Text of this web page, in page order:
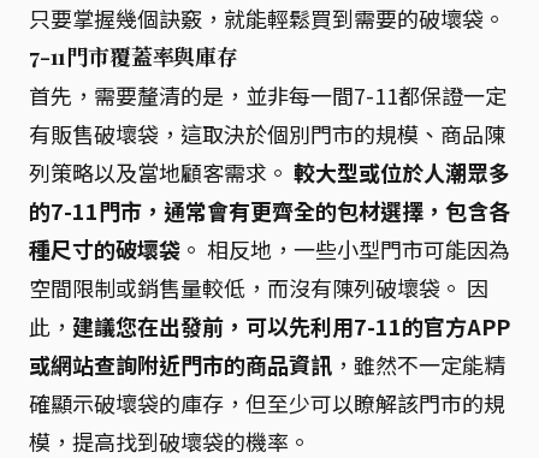
只要掌握幾個訣竅，就能輕鬆買到需要的破壞袋。
7-11門市覆蓋率與庫存
首先，需要釐清的是，並非每一間7-11都保證一定
有販售破壞袋，這取決於個別門市的規模、商品陳
列策略以及當地顧客需求。 較大型或位於人潮眾多
的7-11門市，通常會有更齊全的包材選擇，包含各
種尺寸的破壞袋 。 相反地，一些小型門市可能因為
空間限制或銷售量較低，而沒有陳列破壞袋。 因
此， 建議您在出發前，可以先利用7-11的官方APP
或網站查詢附近門市的商品資訊 ，雖然不一定能精
確顯示破壞袋的庫存，但至少可以瞭解該門市的規
模，提高找到破壞袋的機率。